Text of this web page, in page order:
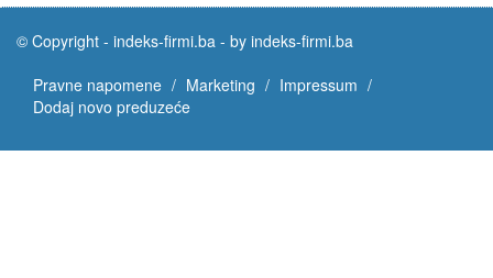
© Copyright - indeks-firmi.ba - by indeks-firmi.ba
Pravne napomene
Marketing
Impressum
Dodaj novo preduzeće